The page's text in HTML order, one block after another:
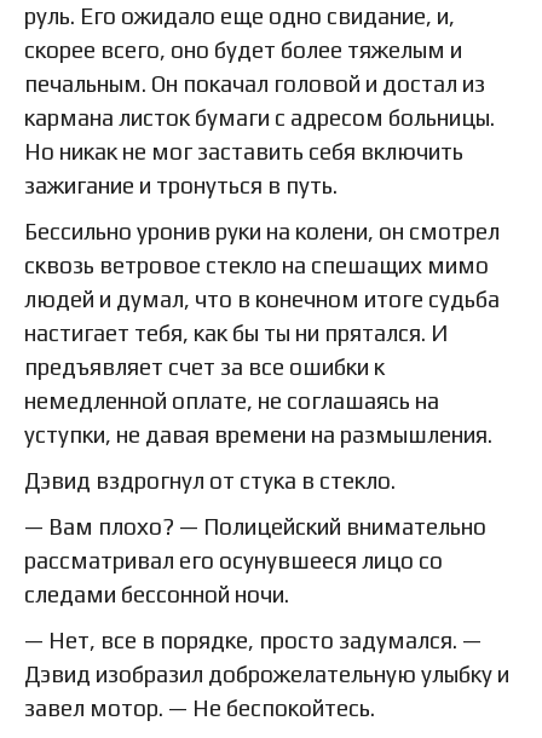
руль. Его ожидало еще одно свидание, и,
скорее всего, оно будет более тяжелым и
печальным. Он покачал головой и достал из
кармана листок бумаги с адресом больницы.
Но никак не мог заставить себя включить
зажигание и тронуться в путь.
Бессильно уронив руки на колени, он смотрел
сквозь ветровое стекло на спешащих мимо
людей и думал, что в конечном итоге судьба
настигает тебя, как бы ты ни прятался. И
предъявляет счет за все ошибки к
немедленной оплате, не соглашаясь на
уступки, не давая времени на размышления.
Дэвид вздрогнул от стука в стекло.
— Вам плохо? — Полицейский внимательно
рассматривал его осунувшееся лицо со
следами бессонной ночи.
— Нет, все в порядке, просто задумался. —
Дэвид изобразил доброжелательную улыбку и
завел мотор. — Не беспокойтесь.